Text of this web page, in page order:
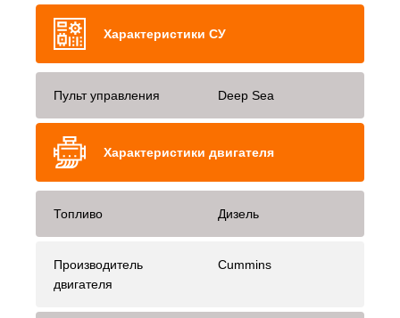
Характеристики СУ
Пульт управления Deep Sea
Характеристики двигателя
Топливо Дизель
Производитель
двигателя
Cummins